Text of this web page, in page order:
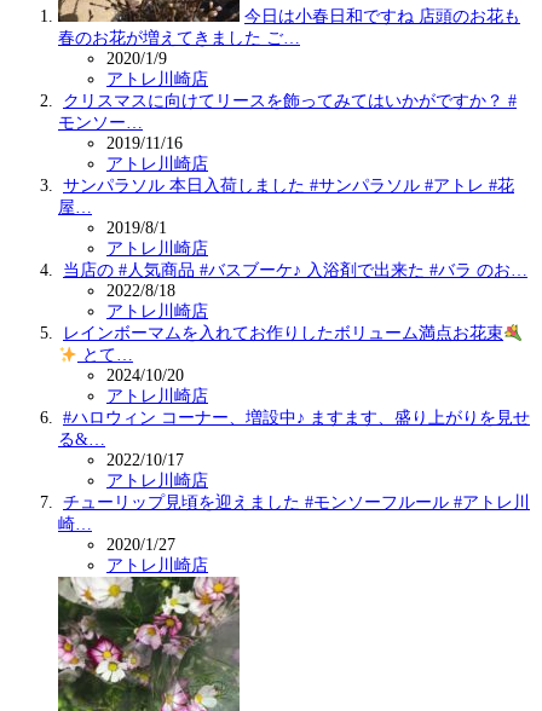
今日は小春日和ですね️ 店頭のお花も
春のお花が増えてきました ご…
2020/1/9
アトレ川崎店
クリスマスに向けてリースを飾ってみてはいかがですか？ #
モンソー…
2019/11/16
アトレ川崎店
サンパラソル 本日入荷しました #サンパラソル #アトレ #花
屋…
2019/8/1
アトレ川崎店
当店の #人気商品 #バスブーケ♪ 入浴剤で出来た #バラ のお…
2022/8/18
アトレ川崎店
レインボーマムを入れてお作りしたボリューム満点お花束
とて…
2024/10/20
アトレ川崎店
#ハロウィン コーナー、増設中♪ ますます、盛り上がりを見せ
る&…
2022/10/17
アトレ川崎店
チューリップ見頃を迎えました️ #モンソーフルール #アトレ川
崎…
2020/1/27
アトレ川崎店